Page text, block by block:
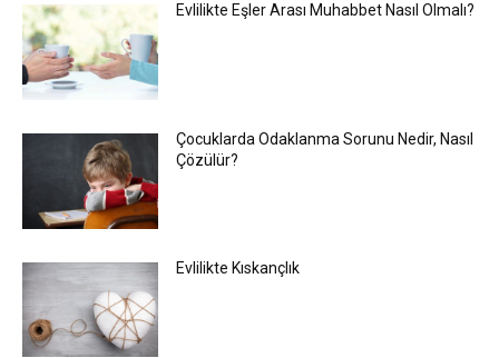
Evlilikte Eşler Arası Muhabbet Nasıl Olmalı?
Çocuklarda Odaklanma Sorunu Nedir, Nasıl
Çözülür?
Evlilikte Kıskançlık